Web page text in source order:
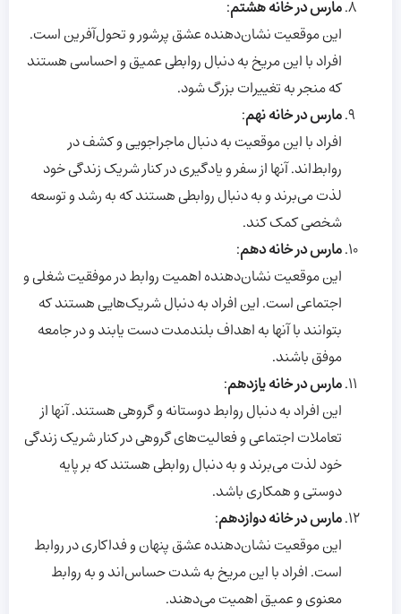
مارس در خانه هشتم:
این موقعیت نشان‌دهنده عشق پرشور و تحول‌آفرین است.
افراد با این مریخ به دنبال روابطی عمیق و احساسی هستند
که منجر به تغییرات بزرگ شود.
مارس در خانه نهم:
افراد با این موقعیت به دنبال ماجراجویی و کشف در
روابط‌اند. آنها از سفر و یادگیری در کنار شریک زندگی خود
لذت می‌برند و به دنبال روابطی هستند که به رشد و توسعه
شخصی کمک کند.
مارس در خانه دهم:
این موقعیت نشان‌دهنده اهمیت روابط در موفقیت شغلی و
اجتماعی است. این افراد به دنبال شریک‌هایی هستند که
بتوانند با آنها به اهداف بلندمدت دست یابند و در جامعه
موفق باشند.
مارس در خانه یازدهم:
این افراد به دنبال روابط دوستانه و گروهی هستند. آنها از
تعاملات اجتماعی و فعالیت‌های گروهی در کنار شریک زندگی
خود لذت می‌برند و به دنبال روابطی هستند که بر پایه
دوستی و همکاری باشد.
مارس در خانه دوازدهم:
این موقعیت نشان‌دهنده عشق پنهان و فداکاری در روابط
است. افراد با این مریخ به شدت حساس‌اند و به روابط
معنوی و عمیق اهمیت می‌دهند.